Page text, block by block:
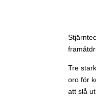
Tre
oro för
att slå